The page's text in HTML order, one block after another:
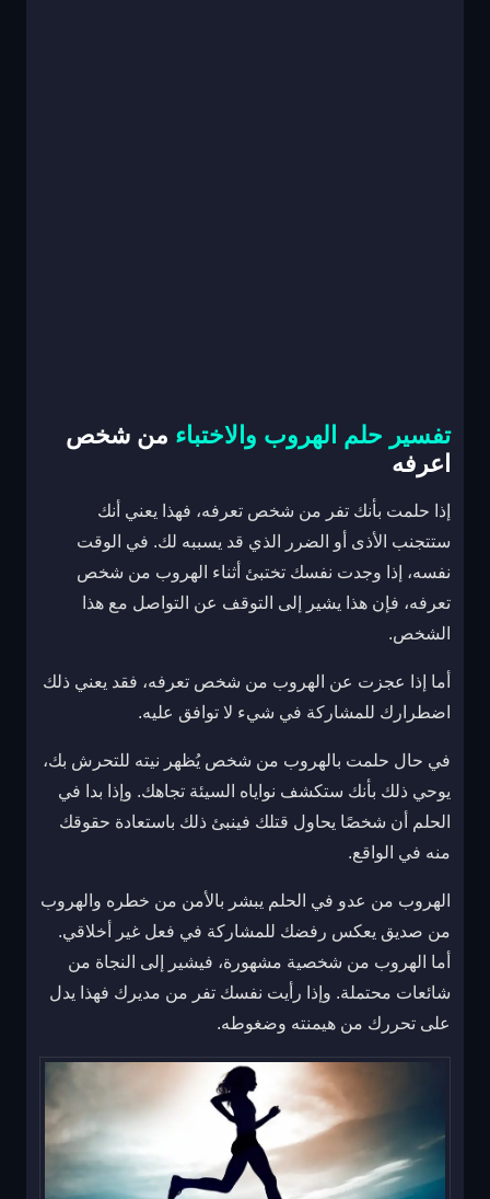
تفسير حلم الهروب والاختباء من شخص
اعرفه
إذا حلمت بأنك تفر من شخص تعرفه، فهذا يعني أنك
ستتجنب الأذى أو الضرر الذي قد يسببه لك. في الوقت
نفسه، إذا وجدت نفسك تختبئ أثناء الهروب من شخص
تعرفه، فإن هذا يشير إلى التوقف عن التواصل مع هذا
الشخص.
أما إذا عجزت عن الهروب من شخص تعرفه، فقد يعني ذلك
اضطرارك للمشاركة في شيء لا توافق عليه.
في حال حلمت بالهروب من شخص يُظهر نيته للتحرش بك،
يوحي ذلك بأنك ستكشف نواياه السيئة تجاهك. وإذا بدا في
الحلم أن شخصًا يحاول قتلك فينبئ ذلك باستعادة حقوقك
منه في الواقع.
الهروب من عدو في الحلم يبشر بالأمن من خطره والهروب
من صديق يعكس رفضك للمشاركة في فعل غير أخلاقي.
أما الهروب من شخصية مشهورة، فيشير إلى النجاة من
شائعات محتملة. وإذا رأيت نفسك تفر من مديرك فهذا يدل
على تحررك من هيمنته وضغوطه.